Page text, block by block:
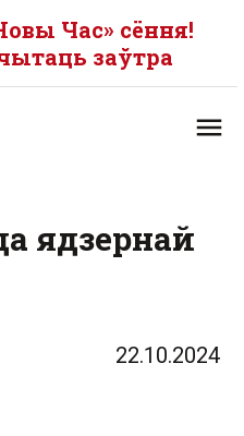
Час» сёння!
заўтра
ядзернай
22.10.2024